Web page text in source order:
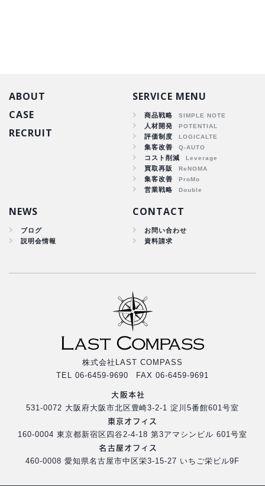
ABOUT
CASE
商品戦略
RECRUIT
SERVICE MENU
商品戦略
人材開発
評価制度
集客改善
コスト削減
買取再販
集客改善
営業戦略
NEWS
ブログ
説明会情報
CONTACT
お問い合わせ
資料請求
株式会社LAST COMPASS
TEL 06-6459-9690 FAX 06-6459-9691
大阪本社
531-0072 大阪府大阪市北区豊崎3-2-1 淀川5番館601号室
東京オフィス
160-0004 東京都新宿区四谷2-4-18 第3アマシンビル 601号室
名古屋オフィス
460-0008 愛知県名古屋市中区栄3-15-27 いちご栄ビル9F